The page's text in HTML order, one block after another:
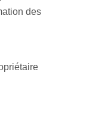
des